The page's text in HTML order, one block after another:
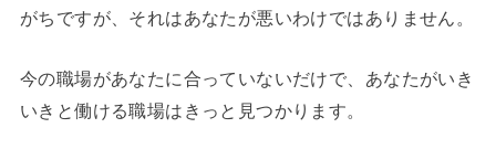
がちですが、それはあなたが悪いわけではありません。
今の職場があなたに合っていないだけで、あなたがいき
いきと働ける職場はきっと見つかります。